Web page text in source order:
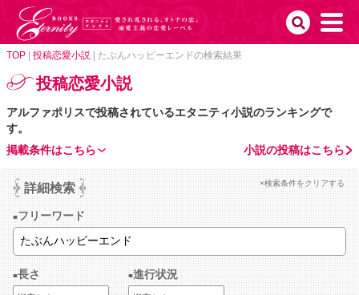
TOP 投稿恋愛小説 たぶんハッピーエンドの検索結果
投稿恋愛小説
アルファポリスで投稿されているエタニティ小説のランキングで
す。
小説の投稿はこちら
掲載条件はこちら
詳細検索 ×検索条件をクリアする
フリーワード
長さ 進行状況